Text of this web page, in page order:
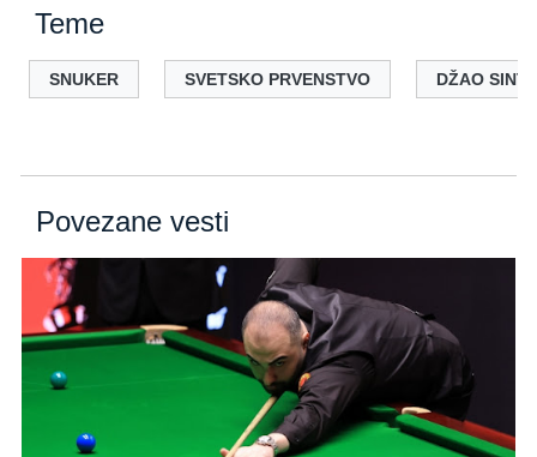
Teme
SNUKER SVETSKO PRVENSTVO DŽAO
Povezane vesti